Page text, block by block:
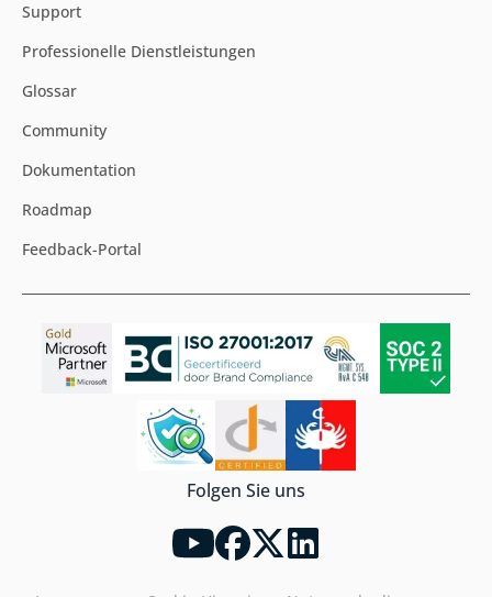
Support
Professionelle Dienstleistungen
Glossar
Community
Dokumentation
Roadmap
Feedback-Portal
Folgen Sie uns